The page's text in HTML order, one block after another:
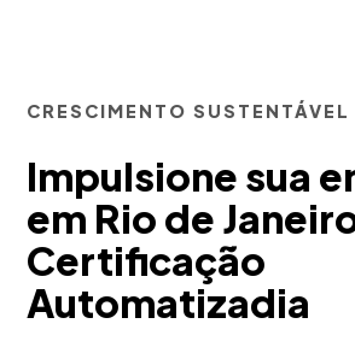
CRESCIMENTO SUSTENTÁVEL
Impulsione sua
em Rio de
Certificação
Automatizadia